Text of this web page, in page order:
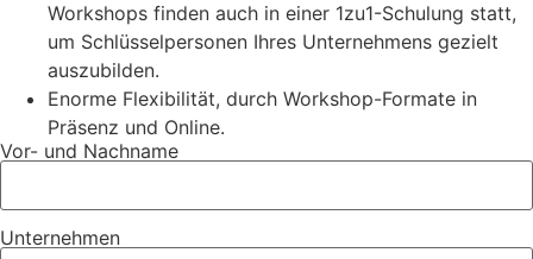
Workshops finden auch in einer 1zu1-Schulung statt,
um Schlüsselpersonen Ihres Unternehmens gezielt
auszubilden.
Enorme Flexibilität, durch Workshop-Formate in
Präsenz und Online.
Vor- und Nachname
Unternehmen